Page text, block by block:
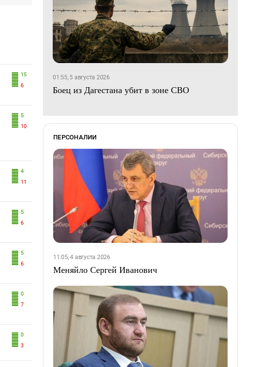
15
6
5
10
4
11
5
6
5
6
0
7
0
3
01:55, 5 августа 2026
Боец из Дагестана убит в зоне СВО
ПЕРСОНАЛИИ
11:05, 4 августа 2026
Меняйло Сергей Иванович